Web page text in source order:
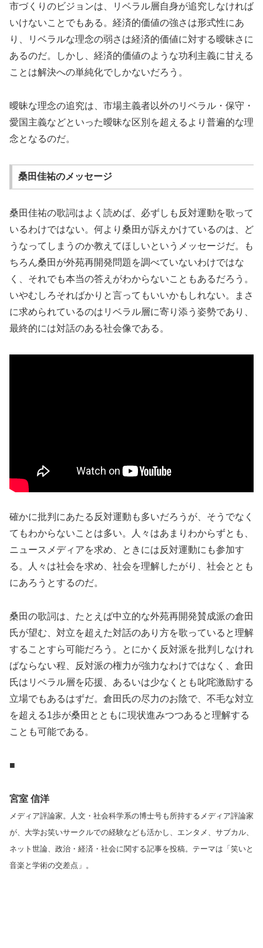
市づくりのビジョンは、リベラル層自身が追究しなければ
いけないことでもある。経済的価値の強さは形式性にあ
り、リベラルな理念の弱さは経済的価値に対する曖昧さに
あるのだ。しかし、経済的価値のような功利主義に甘える
ことは解決への単純化でしかないだろう。
曖昧な理念の追究は、市場主義者以外のリベラル・保守・
愛国主義などといった曖昧な区別を超えるより普遍的な理
念となるのだ。
桑田佳祐のメッセージ
桑田佳祐の歌詞はよく読めば、必ずしも反対運動を歌って
いるわけではない。何より桑田が訴えかけているのは、ど
うなってしまうのか教えてほしいというメッセージだ。も
ちろん桑田が外苑再開発問題を調べていないわけではな
く、それでも本当の答えがわからないこともあるだろう。
いやむしろそればかりと言ってもいいかもしれない。まさ
に求められているのはリベラル層に寄り添う姿勢であり、
最終的には対話のある社会像である。
確かに批判にあたる反対運動も多いだろうが、そうでなく
てもわからないことは多い。人々はあまりわからずとも、
ニュースメディアを求め、ときには反対運動にも参加す
る。人々は社会を求め、社会を理解したがり、社会ととも
にあろうとするのだ。
桑田の歌詞は、たとえば中立的な外苑再開発賛成派の倉田
氏が望む、対立を超えた対話のあり方を歌っていると理解
することすら可能だろう。とにかく反対派を批判しなけれ
ばならない程、反対派の権力が強力なわけではなく、倉田
氏はリベラル層を応援、あるいは少なくとも叱咤激励する
立場でもあるはずだ。倉田氏の尽力のお陰で、不毛な対立
を超える1歩が桑田とともに現状進みつつあると理解する
ことも可能である。
■
宮室 信洋
メディア評論家。人文・社会科学系の博士号も所持するメディア評論家
が、大学お笑いサークルでの経験なども活かし、エンタメ、サブカル、
ネット世論、政治・経済・社会に関する記事を投稿。テーマは「笑いと
音楽と学術の交差点」。